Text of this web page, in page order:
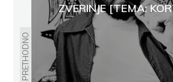
PRETHODNO
ZVERINJE [TEMA: